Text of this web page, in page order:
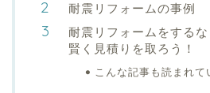
耐震リフォームの事例
耐震リフォームをする
賢く見積りを取ろう！
こんな記事も読まれて